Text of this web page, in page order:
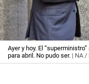
Ayer y hoy. El
para abril. No pudo ser. | NA /